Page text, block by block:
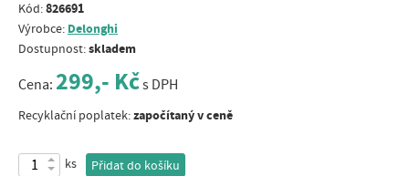
Kód:826691
Výrobce: Delonghi
Dostupnost:skladem
Cena: 299,- Kčs DPH
Recyklační poplatek:započítaný v ceně
ks Přidat do košíku